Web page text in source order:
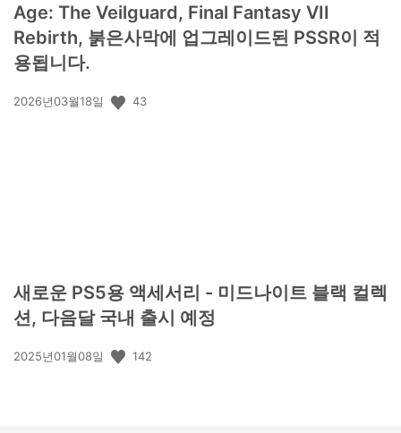
Age: The Veilguard, Final Fantasy VII
Rebirth, 붉은사막에 업그레이드된 PSSR이 적
용됩니다.
공
2026년03월18일 43
새로운 PS5용 액세서리 - 미드나이트 블랙 컬렉
션, 다음달 국내 출시 예정
공
2025년01월08일 142